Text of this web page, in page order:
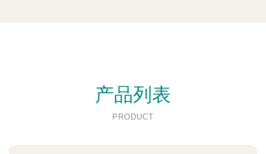
产品列表
PRODUCT